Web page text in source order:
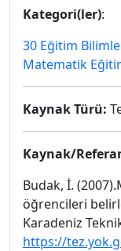
Kategori(ler):
30 Eğitim
Matematik
Kaynak Türü:
Kaynak/
Budak, İ.
öğrencileri
Karadeniz
https://